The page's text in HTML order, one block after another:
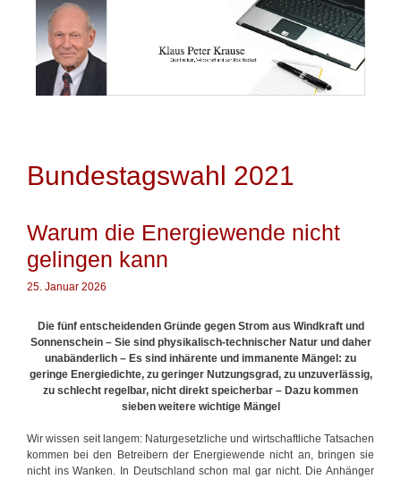
Bundestagswahl 2021
Warum die Energiewende nicht
gelingen kann
25. Januar 2026
Die fünf entscheidenden Gründe gegen Strom aus Windkraft und
Sonnenschein – Sie sind physikalisch-technischer Natur und daher
unabänderlich – Es sind inhärente und immanente Mängel: zu
geringe Energiedichte, zu geringer Nutzungsgrad, zu unzuverlässig,
zu schlecht regelbar, nicht direkt speicherbar – Dazu kommen
sieben weitere wichtige Mängel
Wir wissen seit langem: Naturgesetzliche und wirtschaftliche Tatsachen
kommen bei den Betreibern der Energiewende nicht an, bringen sie
nicht ins Wanken. In Deutschland schon mal gar nicht. Die Anhänger